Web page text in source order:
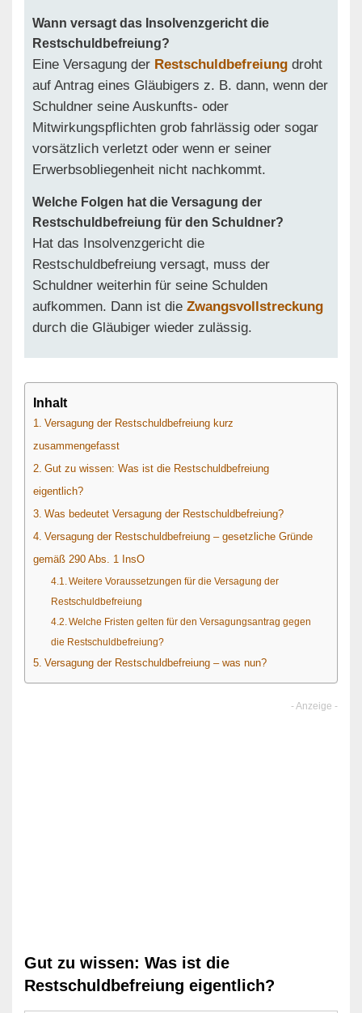
Wann versagt das Insolvenzgericht die
Restschuldbefreiung?
Eine Versagung der Restschuldbefreiung droht
auf Antrag eines Gläubigers z. B. dann, wenn der
Schuldner seine Auskunfts- oder
Mitwirkungspflichten grob fahrlässig oder sogar
vorsätzlich verletzt oder wenn er seiner
Erwerbsobliegenheit nicht nachkommt.
Welche Folgen hat die Versagung der
Restschuldbefreiung für den Schuldner?
Hat das Insolvenzgericht die
Restschuldbefreiung versagt, muss der
Schuldner weiterhin für seine Schulden
aufkommen. Dann ist die Zwangsvollstreckung
durch die Gläubiger wieder zulässig.
Inhalt
Versagung der Restschuldbefreiung kurz
zusammengefasst
Gut zu wissen: Was ist die Restschuldbefreiung
eigentlich?
Was bedeutet Versagung der Restschuldbefreiung?
Versagung der Restschuldbefreiung – gesetzliche Gründe
gemäß 290 Abs. 1 InsO
Weitere Voraussetzungen für die Versagung der
Restschuldbefreiung
Welche Fristen gelten für den Versagungsantrag gegen
die Restschuldbefreiung?
Versagung der Restschuldbefreiung – was nun?
Gut zu wissen: Was ist die
Restschuldbefreiung eigentlich?